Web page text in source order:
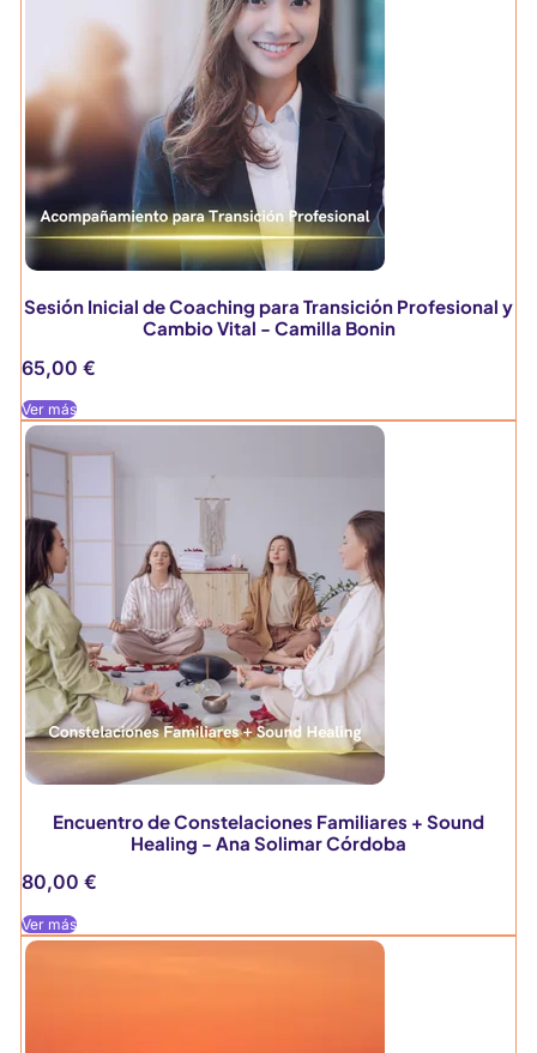
Sesión Inicial de Coaching para Transición Profesional y
Cambio Vital - Camilla Bonin
65,00 €
Ver más
Encuentro de Constelaciones Familiares + Sound
Healing - Ana Solimar Córdoba
80,00 €
Ver más